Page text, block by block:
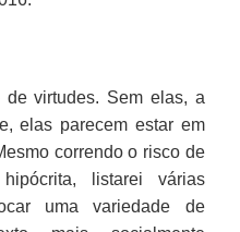
virtudes. Sem elas, a
elas parecem estar em
correndo o risco de
listarei várias
uma variedade de